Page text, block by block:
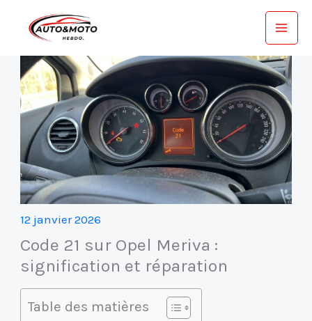
12 janvier 2026
Code 21 sur Opel Meriva :
signification et réparation
Table des matières